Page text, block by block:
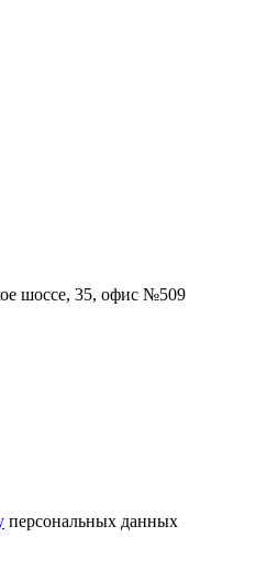
шоссе, 35, офис №509
персональных данных